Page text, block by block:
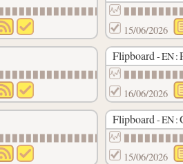
15/06/2026
Flipboard - EN :
16/06/2026
Flipboard - EN :
15/06/2026